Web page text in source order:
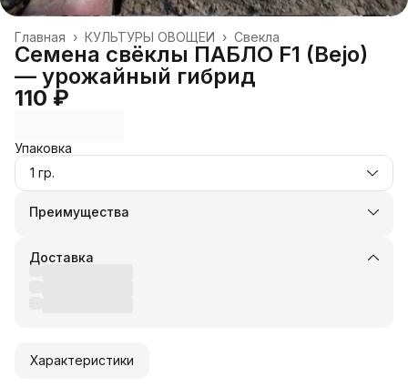
Свекла
КУЛЬТУРЫ ОВОЩЕЙ ›
Главная ›
Семена свёклы ПАБЛО F1 (Bejo)
— урожайный гибрид
110 ₽
Упаковка
1 гр.
Преимущества
Оплата частями в Сплит
Удобный возврат
Доставка
Характеристики